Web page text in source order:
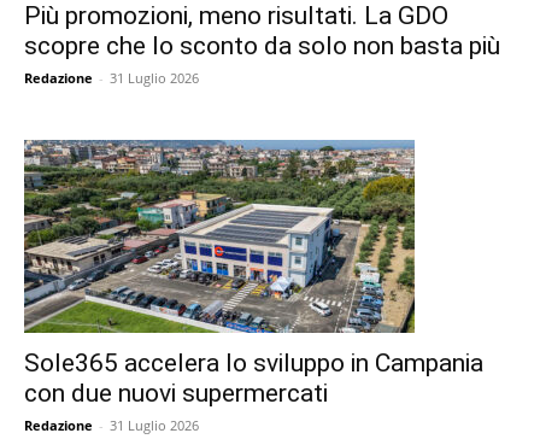
Più promozioni, meno risultati. La GDO
scopre che lo sconto da solo non basta più
Redazione - 31 Luglio 2026
Sole365 accelera lo sviluppo in Campania
con due nuovi supermercati
Redazione - 31 Luglio 2026